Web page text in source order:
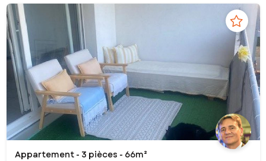
Appartement - 3 pièces - 66m²